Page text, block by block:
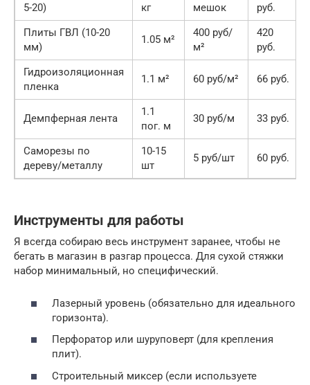
5-20) кг мешок руб.
Плиты ГВЛ (10-20
мм)
1.05 м²
400 руб/
м²
420
руб.
Гидроизоляционная
пленка
1.1 м² 60 руб/м² 66 руб.
Демпферная лента
1.1
пог. м
30 руб/м 33 руб.
Саморезы по
дереву/металлу
10-15
шт
5 руб/шт 60 руб.
Инструменты для работы
Я всегда собираю весь инструмент заранее, чтобы не
бегать в магазин в разгар процесса. Для сухой стяжки
набор минимальный, но специфический.
Лазерный уровень (обязательно для идеального
горизонта).
Перфоратор или шуруповерт (для крепления
плит).
Строительный миксер (если используете